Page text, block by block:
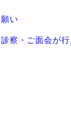
い
察・ご面会が